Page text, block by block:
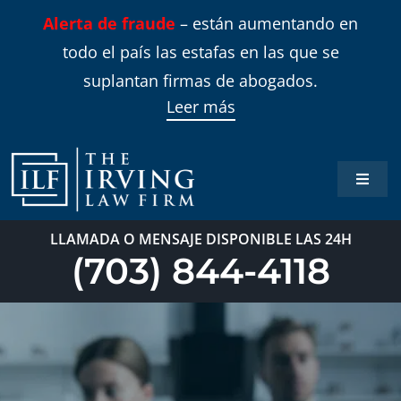
Alerta de fraude – están aumentando en
todo el país las estafas en las que se
suplantan firmas de abogados.
Leer más
Toggle
Inicio
LLAMADA O MENSAJE DISPONIBLE LAS 24H
(703) 844-4118